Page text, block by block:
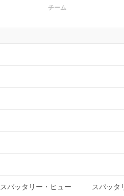
チーム
スパッタリー・ヒュー スパッタ